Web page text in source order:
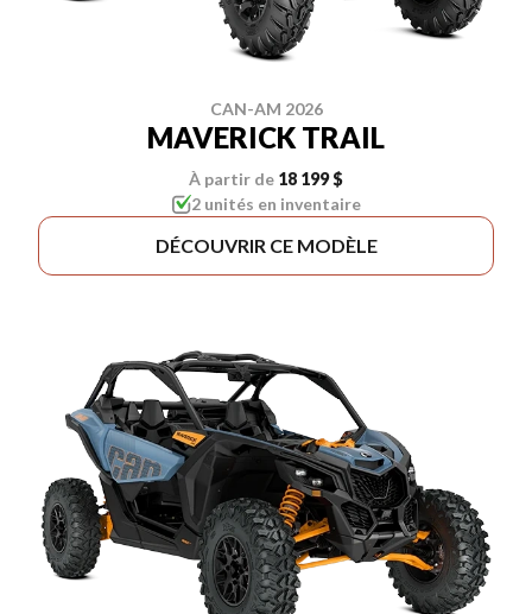
CAN-AM 2026
MAVERICK TRAIL
À partir de 18 199 $
2 unités en inventaire
DÉCOUVRIR CE MODÈLE